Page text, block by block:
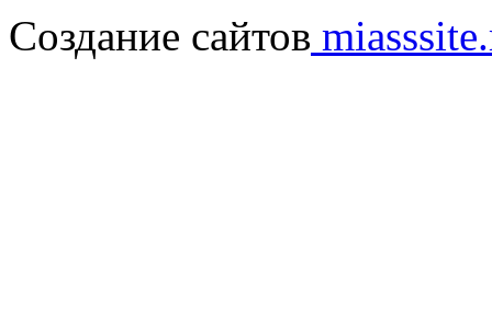
Создание сайтов